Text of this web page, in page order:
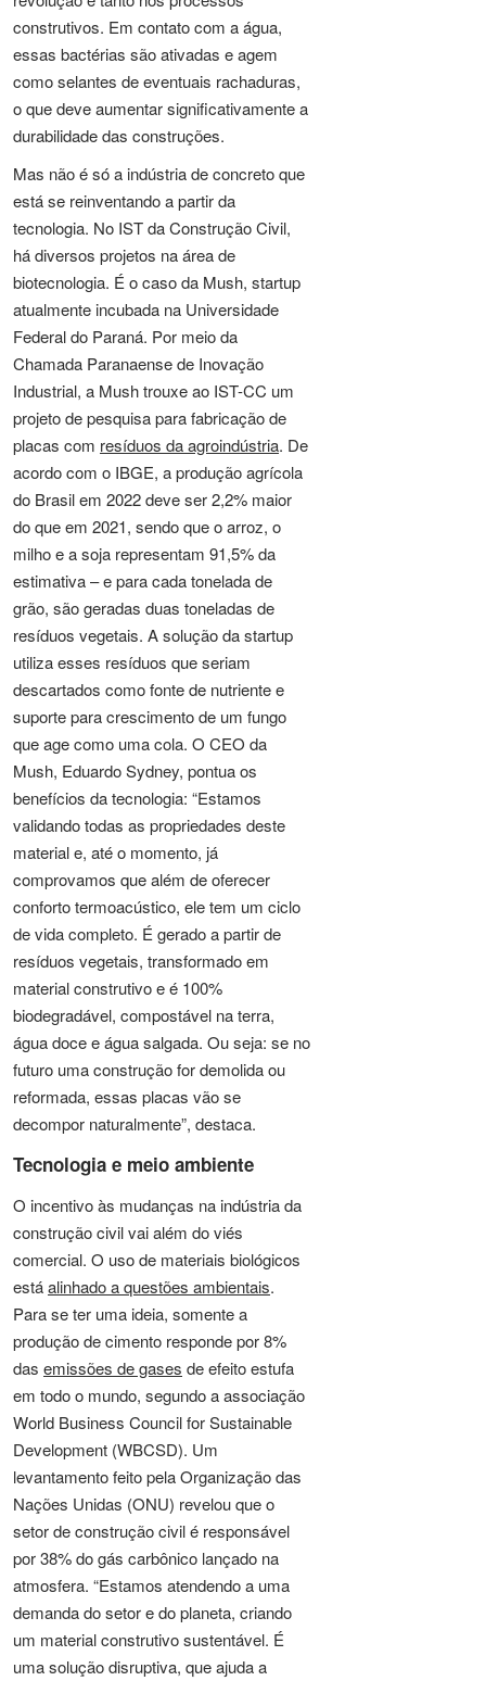
construtivos. Em contato com a água,
essas bactérias são ativadas e agem
como selantes de eventuais rachaduras,
o que deve aumentar significativamente a
durabilidade das construções.
Mas não é só a indústria de concreto que
está se reinventando a partir da
tecnologia. No IST da Construção Civil,
há diversos projetos na área de
biotecnologia. É o caso da Mush, startup
atualmente incubada na Universidade
Federal do Paraná. Por meio da
Chamada Paranaense de Inovação
Industrial, a Mush trouxe ao IST-CC um
projeto de pesquisa para fabricação de
placas com resíduos da agroindústria. De
acordo com o IBGE, a produção agrícola
do Brasil em 2022 deve ser 2,2% maior
do que em 2021, sendo que o arroz, o
milho e a soja representam 91,5% da
estimativa – e para cada tonelada de
grão, são geradas duas toneladas de
resíduos vegetais. A solução da startup
utiliza esses resíduos que seriam
descartados como fonte de nutriente e
suporte para crescimento de um fungo
que age como uma cola. O CEO da
Mush, Eduardo Sydney, pontua os
benefícios da tecnologia: “Estamos
validando todas as propriedades deste
material e, até o momento, já
comprovamos que além de oferecer
conforto termoacústico, ele tem um ciclo
de vida completo. É gerado a partir de
resíduos vegetais, transformado em
material construtivo e é 100%
biodegradável, compostável na terra,
água doce e água salgada. Ou seja: se no
futuro uma construção for demolida ou
reformada, essas placas vão se
decompor naturalmente”, destaca.
Tecnologia e meio ambiente
O incentivo às mudanças na indústria da
construção civil vai além do viés
comercial. O uso de materiais biológicos
estáalinhado a questões ambientais.
Para se ter uma ideia, somente a
produção de cimento responde por 8%
das emissões de gases de efeito estufa
em todo o mundo, segundo a associação
World Business Council for Sustainable
Development (WBCSD). Um
levantamento feito pela Organização das
Nações Unidas (ONU) revelou que o
setor de construção civil é responsável
por 38% do gás carbônico lançado na
atmosfera. “Estamos atendendo a uma
demanda do setor e do planeta, criando
um material construtivo sustentável. É
uma solução disruptiva, que ajuda a